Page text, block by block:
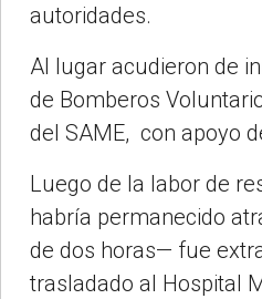
autoridades.
Al lugar acudieron de
de Bomberos
del SAME, con apoyo
Luego de la labor de
habría permanecido
de dos horas— fue
trasladado al Hospital